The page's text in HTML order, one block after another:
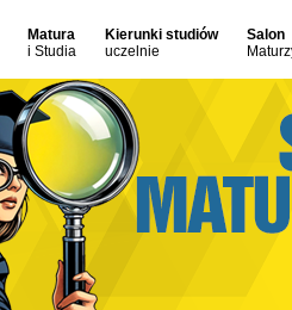
Matura
i Studia
Kierunki studiów
uczelnie
Salon